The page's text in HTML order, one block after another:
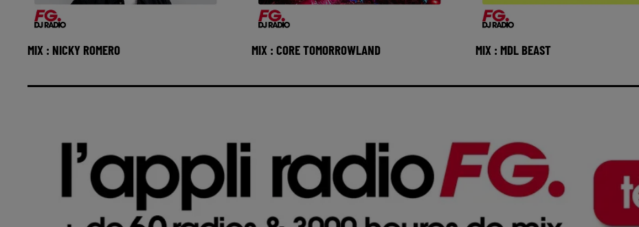
MIX : NICKY ROMERO MIX : CORE TOMORROWLAND MIX : MDL BEAST